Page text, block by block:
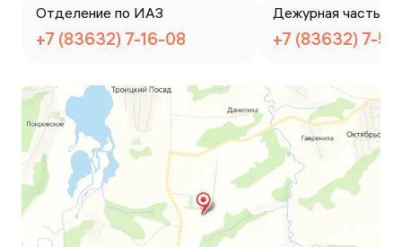
Отделение по ИАЗ
+7 (83632) 7-16-08
Дежурная часть
+7 (83632) 7-